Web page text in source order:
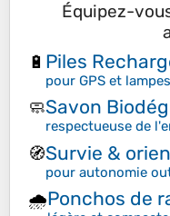
Équipez-
🔋 Piles
pour GPS et
🧼Savon
respectueuse de
🧭Survie &
pour autonomie
🌧️Ponchos de